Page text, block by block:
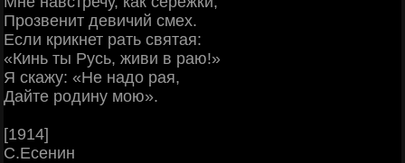
Прозвенит девичий смех.
Если крикнет рать святая:
«Кинь ты Русь, живи в раю!»
Я скажу: «Не надо рая,
Дайте родину мою».
[1914]
С.Есенин